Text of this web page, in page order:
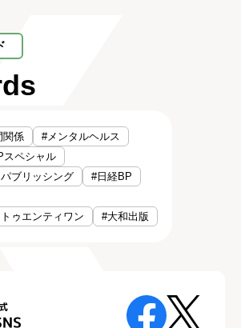
関係
#メンタルヘルス
スペシャル
ブリッシング
#日経BP
ゥエンティワン
#大和出版